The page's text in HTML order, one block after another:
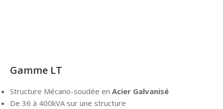
Gamme LT
Structure Mécano-soudée en Acier Galvanisé
De 36 à 400kVA sur une structure